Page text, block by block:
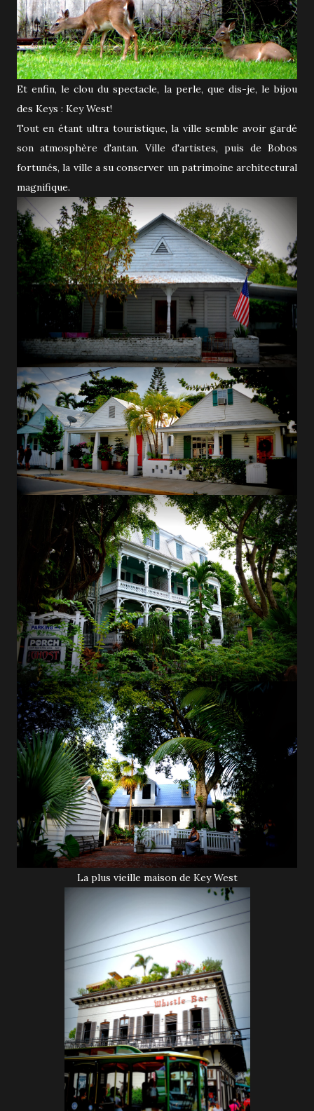
Et enfin, le clou du spectacle, la perle, que dis-je, le bijou
des Keys : Key West!
Tout en étant ultra touristique, la ville semble avoir gardé
son atmosphère d'antan. Ville d'artistes, puis de Bobos
fortunés, la ville a su conserver un patrimoine architectural
magnifique.
La plus vieille maison de Key West